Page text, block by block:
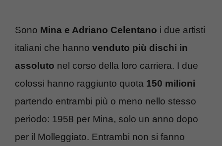
Sono Mina e Adriano Celentano i due artisti
italiani che hanno venduto più dischi in
assoluto nel corso della loro carriera. I due
colossi hanno raggiunto quota 150 milioni
partendo entrambi più o meno nello stesso
periodo: 1958 per Mina, solo un anno dopo
per il Molleggiato. Entrambi non si fanno